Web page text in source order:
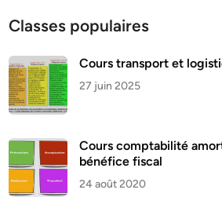
Classes populaires
Cours transport et
27 juin 2025
Cours comptabilité
bénéfice fiscal
24 août 2020